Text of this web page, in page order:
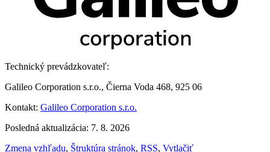
Technický prevádzkovateľ:
Galileo Corporation s.r.o., Čierna Voda 468, 925 06
Kontakt: Galileo Corporation s.r.o.
Posledná aktualizácia: 7. 8. 2026
Zmena vzhľadu, Štruktúra stránok, RSS, Vytlačiť